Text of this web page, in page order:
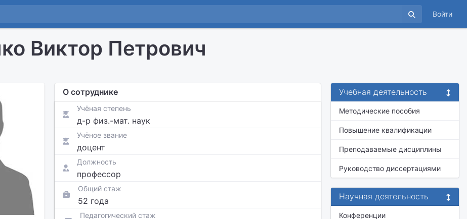
Войти
Виктор Петрович
О сотруднике
Учёная степень
д-р физ.-мат. наук
Учёное звание
доцент
Должность
профессор
Общий стаж
52 года
Педагогический стаж
Учебная деятельность
Методические пособия
Повышение квалификации
Преподаваемые дисциплины
Руководство диссертациями
Научная деятельность
Конференции